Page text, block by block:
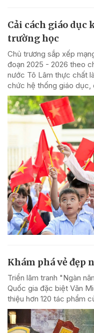
Cải cách giáo dục
trường học
Chủ trương sắp xếp
đoạn 2025 - 2026 theo
nước Tô Lâm thực chất
chức hệ thống giáo dục,
Khám phá vẻ đẹp
Triển lãm tranh "Ngàn
Quốc gia đặc biệt Văn
thiệu hơn 120 tác phẩm